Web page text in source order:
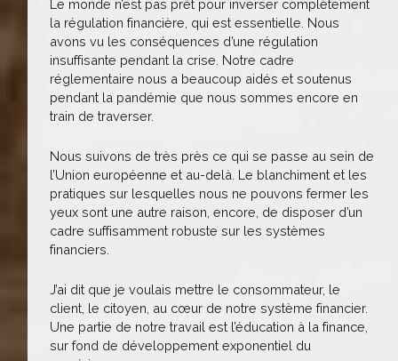
Le monde n’est pas prêt pour inverser complètement
la régulation financière, qui est essentielle. Nous
avons vu les conséquences d’une régulation
insuffisante pendant la crise. Notre cadre
réglementaire nous a beaucoup aidés et soutenus
pendant la pandémie que nous sommes encore en
train de traverser.
Nous suivons de très près ce qui se passe au sein de
l’Union européenne et au-delà. Le blanchiment et les
pratiques sur lesquelles nous ne pouvons fermer les
yeux sont une autre raison, encore, de disposer d’un
cadre suffisamment robuste sur les systèmes
financiers.
J’ai dit que je voulais mettre le consommateur, le
client, le citoyen, au cœur de notre système financier.
Une partie de notre travail est l’éducation à la finance,
sur fond de développement exponentiel du